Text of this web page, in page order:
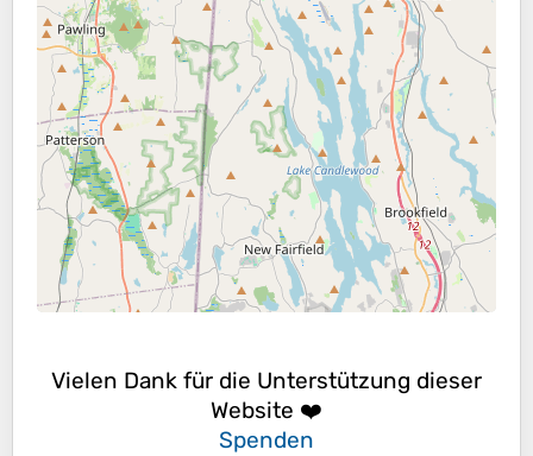
Vielen Dank für die Unterstützung dieser
Website ❤️
Spenden